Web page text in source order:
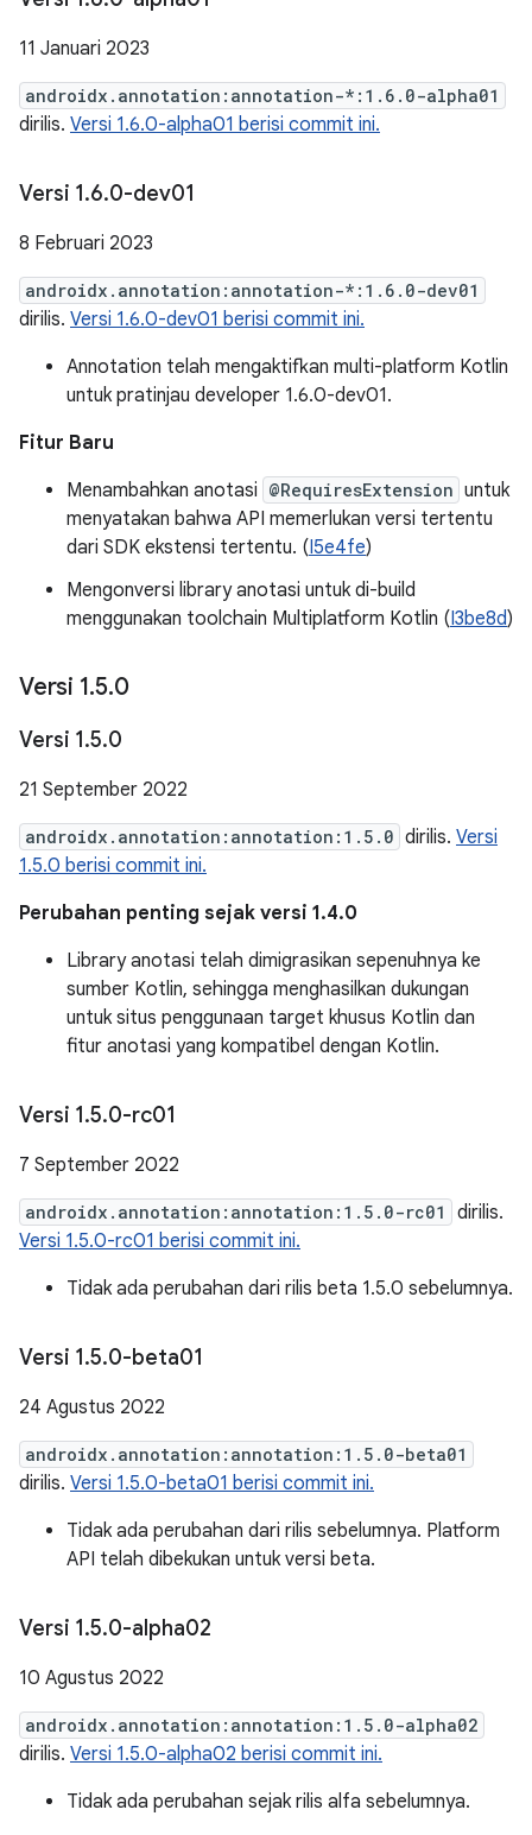
11 Januari 2023
androidx.annotation:annotation-*:1.6.0-alpha01
dirilis. Versi 1.6.0-alpha01 berisi commit ini.
Versi 1.6.0-dev01
8 Februari 2023
androidx.annotation:annotation-*:1.6.0-dev01
dirilis. Versi 1.6.0-dev01 berisi commit ini.
Annotation telah mengaktifkan multi-platform Kotlin
untuk pratinjau developer 1.6.0-dev01.
Fitur Baru
Menambahkan anotasi @RequiresExtension untuk
menyatakan bahwa API memerlukan versi tertentu
dari SDK ekstensi tertentu. (I5e4fe)
Mengonversi library anotasi untuk di-build
menggunakan toolchain Multiplatform Kotlin (I3be8d)
Versi 1.5.0
Versi 1.5.0
21 September 2022
androidx.annotation:annotation:1.5.0 dirilis. Versi
1.5.0 berisi commit ini.
Perubahan penting sejak versi 1.4.0
Library anotasi telah dimigrasikan sepenuhnya ke
sumber Kotlin, sehingga menghasilkan dukungan
untuk situs penggunaan target khusus Kotlin dan
fitur anotasi yang kompatibel dengan Kotlin.
Versi 1.5.0-rc01
7 September 2022
androidx.annotation:annotation:1.5.0-rc01
dirilis.
Versi 1.5.0-rc01 berisi commit ini.
Tidak ada perubahan dari rilis beta 1.5.0 sebelumnya.
Versi 1.5.0-beta01
24 Agustus 2022
androidx.annotation:annotation:1.5.0-beta01
dirilis. Versi 1.5.0-beta01 berisi commit ini.
Tidak ada perubahan dari rilis sebelumnya. Platform
API telah dibekukan untuk versi beta.
Versi 1.5.0-alpha02
10 Agustus 2022
androidx.annotation:annotation:1.5.0-alpha02
dirilis. Versi 1.5.0-alpha02 berisi commit ini.
Tidak ada perubahan sejak rilis alfa sebelumnya.